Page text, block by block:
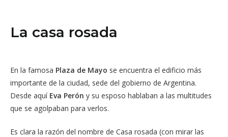
La casa rosada
En la famosa Plaza de Mayo se encuentra el edificio más
importante de la ciudad, sede del gobierno de Argentina.
Desde aquí Eva Perón y su esposo hablaban a las multitudes
que se agolpaban para verlos.
Es clara la razón del nombre de Casa rosada (con mirar las